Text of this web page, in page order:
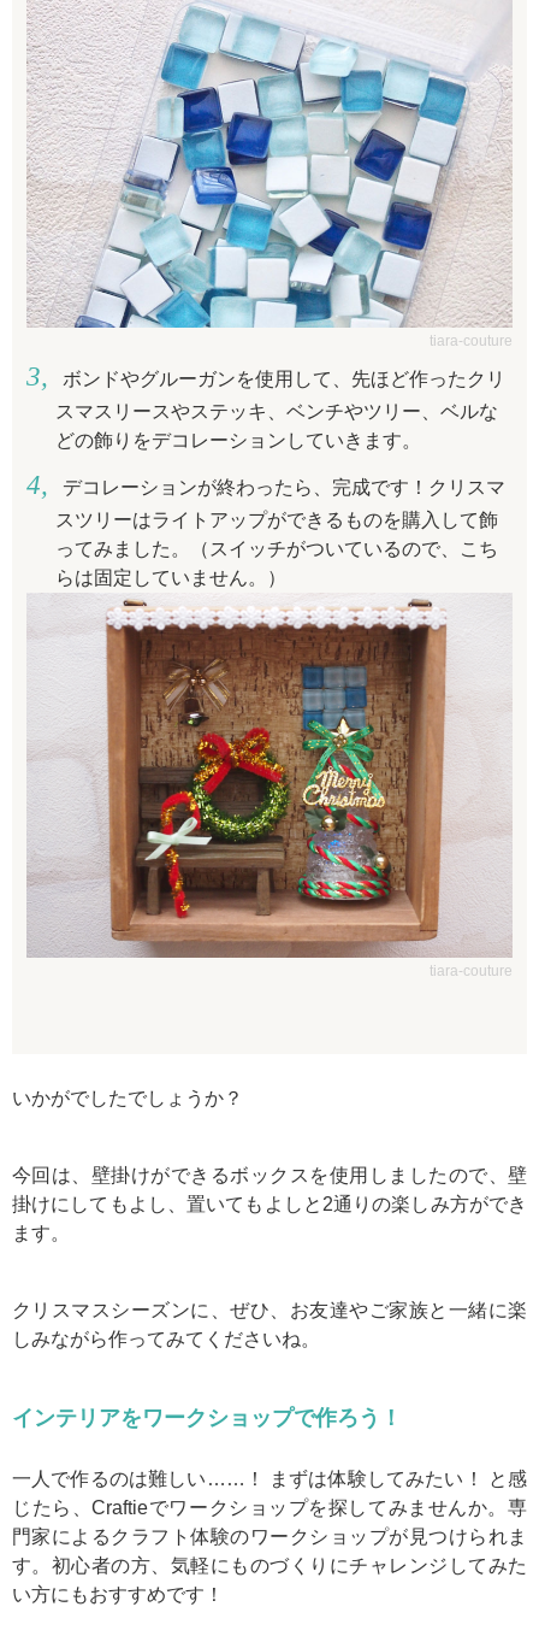
tiara-couture
ボンドやグルーガンを使用して、先ほど作ったクリ
スマスリースやステッキ、ベンチやツリー、ベルな
どの飾りをデコレーションしていきます。
デコレーションが終わったら、完成です！ クリスマ
スツリーはライトアップができるものを購入して飾
ってみました。（スイッチがついているので、こち
らは固定していません。）
tiara-couture
いかがでしたでしょうか？
今回は、壁掛けができるボックスを使用しましたので、壁
掛けにしてもよし、置いてもよしと2通りの楽しみ方ができ
ます。
クリスマスシーズンに、ぜひ、お友達やご家族と一緒に楽
しみながら作ってみてくださいね。
インテリアをワークショップで作ろう！
一人で作るのは難しい……！ まずは体験してみたい！ と感
じたら、Craftieでワークショップを探してみませんか。専
門家によるクラフト体験のワークショップが見つけられま
す。初心者の方、気軽にものづくりにチャレンジしてみた
い方にもおすすめです！